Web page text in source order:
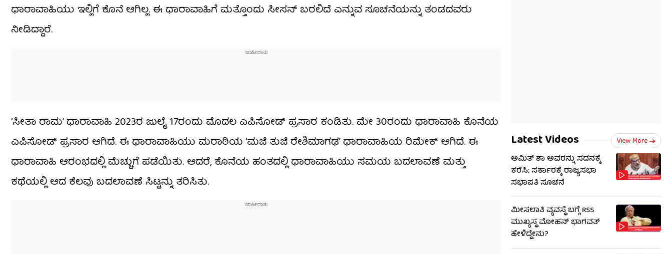
ಧಾರಾವಾಹಿಯು ಇಲ್ಲಿಗೆ ಕೊನೆ ಆಗಿಲ್ಲ. ಈ ಧಾರಾವಾಹಿಗೆ ಮತ್ತೊಂದು ಸೀಸನ್ ಬರಲಿದೆ ಎನ್ನುವ ಸೂಚನೆಯನ್ನು ತಂಡದವರು
ನೀಡಿದ್ದಾರೆ.
‘ಸೀತಾ ರಾಮ’ ಧಾರಾವಾಹಿ 2023ರ ಜುಲೈ 17ರಂದು ಮೊದಲ ಎಪಿಸೋಡ್ ಪ್ರಸಾರ ಕಂಡಿತು. ಮೇ 30ರಂದು ಧಾರಾವಾಹಿ ಕೊನೆಯ
ಎಪಿಸೋಡ್ ಪ್ರಸಾರ ಆಗಿದೆ. ಈ ಧಾರಾವಾಹಿಯು ಮರಾಠಿಯ ‘ಮಜಿ ತುಜಿ ರೇಶಿಮಾಗಢ’ ಧಾರಾವಾಹಿಯ ರಿಮೇಕ್ ಆಗಿದೆ. ಈ
ಧಾರಾವಾಹಿ ಆರಂಭದಲ್ಲಿ ಮೆಚ್ಚುಗೆ ಪಡೆಯಿತು. ಆದರೆ, ಕೊನೆಯ ಹಂತದಲ್ಲಿ ಧಾರಾವಾಹಿಯು ಸಮಯ ಬದಲಾವಣೆ ಮತ್ತು
ಕಥೆಯಲ್ಲಿ ಆದ ಕೆಲವು ಬದಲಾವಣೆ ಸಿಟ್ಟನ್ನು ತರಿಸಿತು.
Latest Videos View More
ಅಮಿತ್ ಶಾ ಅವರನ್ನು ಸದನಕ್ಕೆ
ಕರೆಸಿ; ಸರ್ಕಾರಕ್ಕೆ ರಾಜ್ಯಸಭಾ
ಸಭಾಪತಿ ಸೂಚನೆ
ಮೀಸಲಾತಿ ವ್ಯವಸ್ಥೆ ಬಗ್ಗೆ RSS​
ಮುಖ್ಯಸ್ಥ ಮೋಹನ್ ಭಾಗವತ್
ಹೇಳಿದ್ದೇನು?